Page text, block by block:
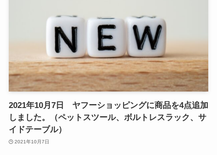
2021年10月7日 ヤフーショッピングに商品を4点追加
しました。（ペットスツール、ボルトレスラック、サ
イドテーブル）
2021年10月7日